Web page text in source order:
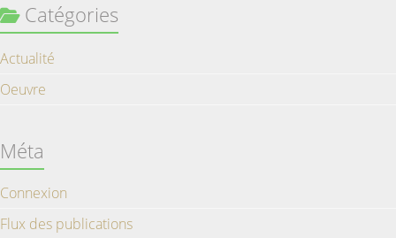
Catégories
Actualité
Oeuvre
Méta
Connexion
Flux des publications